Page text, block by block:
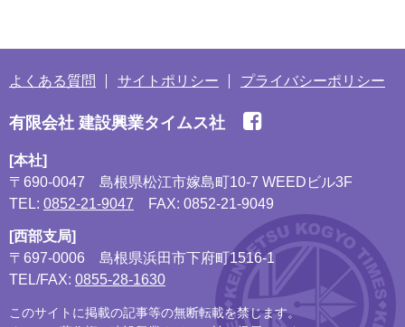
よくある質問 サイトポリシー プライバシーポリシー
有限会社 建設興業タイムス社
[本社]
〒690-0047
島根県松江市嫁島町10-7 WEEDビル3F
TEL: 0852-21-9047 FAX: 0852-21-9049
[西部支局]
〒697-0006
島根県浜田市下府町1516-1
TEL/FAX: 0855-28-1630
このサイトに掲載の記事等の無断転載を禁じます。